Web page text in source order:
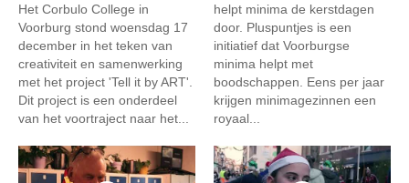
Het Corbulo College in
Voorburg stond woensdag 17
december in het teken van
creativiteit en samenwerking
met het project 'Tell it by ART'.
Dit project is een onderdeel
van het voortraject naar het...
helpt minima de kerstdagen
door. Pluspuntjes is een
initiatief dat Voorburgse
minima helpt met
boodschappen. Eens per jaar
krijgen minimagezinnen een
royaal...